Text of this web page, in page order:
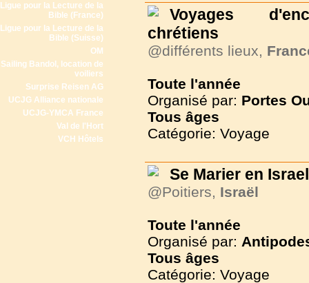
Ligue pour la Lecture de la
Bible (France)
Ligue pour la Lecture de la
Bible (Suisse)
OM
Sailing Bandol, location de
voiliers
Surprise Reisen AG
UCJG Alliance nationale
UCJG-YMCA France
Val de l'Hort
VCH Hôtels
Voyages
chrétiens
@différents lieux,
Toute l'année
Organisé par: Portes
Tous âges
Catégorie: Voyage
Se Marier en Israel
@Poitiers, Israël
Toute l'année
Organisé par:
Tous âges
Catégorie: Voyage